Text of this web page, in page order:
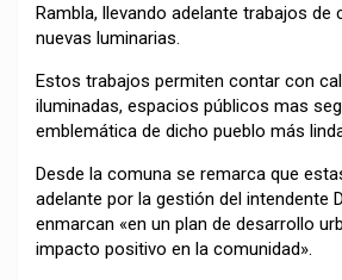
Rambla, llevando adelante trabajos de
nuevas luminarias.
Estos trabajos permiten contar con
iluminadas, espacios públicos mas
emblemática de dicho pueblo más
Desde la comuna se remarca que
adelante por la gestión del intendente
enmarcan «en un plan de desarrollo
impacto positivo en la comunidad».